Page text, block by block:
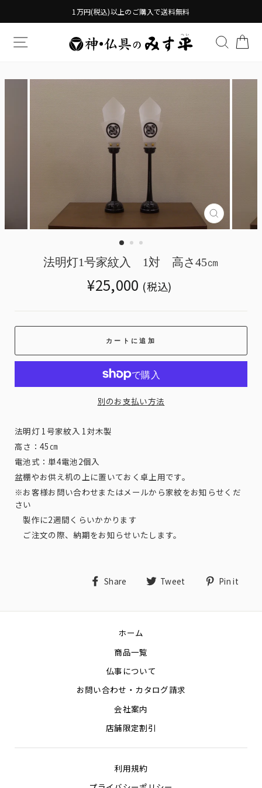
1万円(税込)以上のご購入で送料無料
TRANSLATION MISSING: 検索す
missing:
法明灯1号家紋入 1対 高さ45㎝
Translation
missing:
¥25,000 (税込)
カートに追加
別のお支払い方法
法明灯 1号家紋入 1対木製
高さ：45㎝
電池式：単4電池2個入
盆棚やお供え机の上に置いておく卓上用です。
※お客様お問い合わせまたはメールから家紋をお知らせくだ
さい
製作に2週間くらいかかります
ご注文の際、納期をお知らせいたします。
Share
Share Tweet
Tweet Pin it
ホーム
商品一覧
仏事について
お問い合わせ・カタログ請求
会社案内
店舗限定割引
利用規約